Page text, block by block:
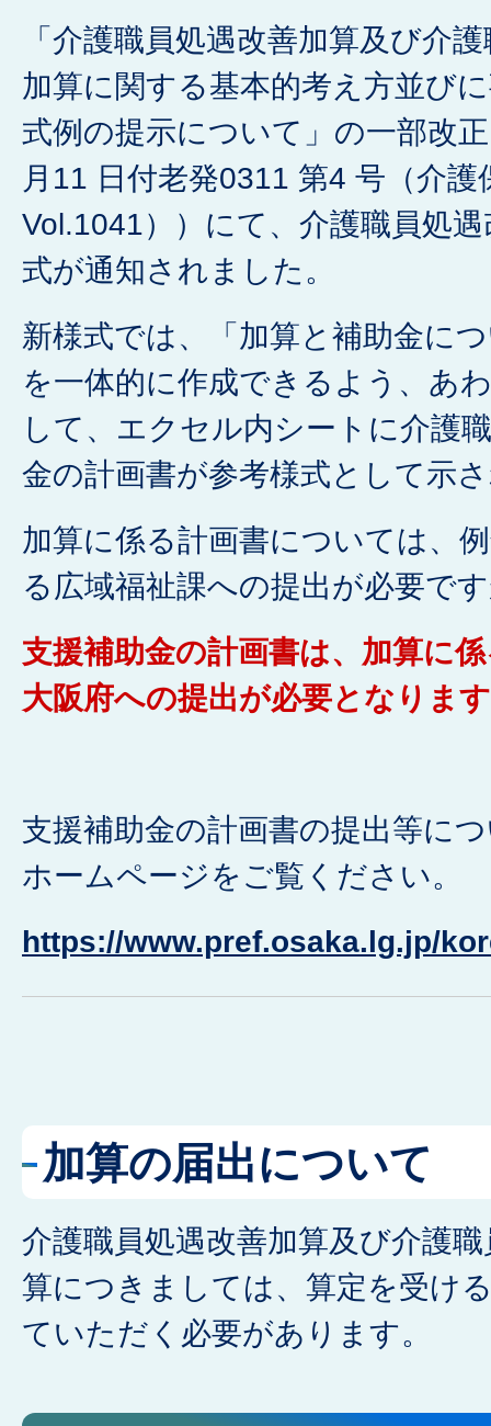
「介護職員処遇改善加算及び介
加算に関する基本的考え方並び
式例の提示について」の一部改
月11 日付老発0311 第4 号（介護
Vol.1041））にて、介護職員処
式が通知されました。
新様式では、「加算と補助金に
を一体的に作成できるよう、あ
して、エクセル内シートに介護
金の計画書が参考様式として示
加算に係る計画書については、
る広域福祉課への提出が必要で
支援補助金の計画書は、加算に
大阪府への提出が必要となりま
支援補助金の計画書の提出等に
ホームページをご覧ください。
https://www.pref.osaka.lg.jp/
加算の届出について
介護職員処遇改善加算及び介護
算につきましては、算定を受け
ていただく必要があります。